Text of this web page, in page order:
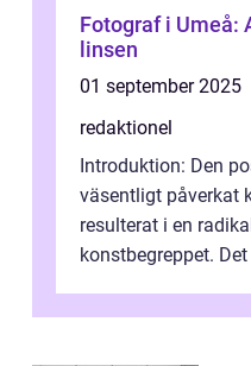
Fotograf i Umeå:
linsen
01 september 2025
redaktionel
Introduktion: Den
väsentligt påverkat
resulterat i en
konstbegreppet.